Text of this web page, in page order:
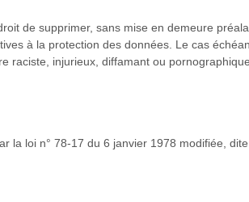
de supprimer, sans mise en demeure
à la protection des données. Le cas
raciste, injurieux, diffamant ou
la loi n° 78-17 du 6 janvier 1978 modifiée,